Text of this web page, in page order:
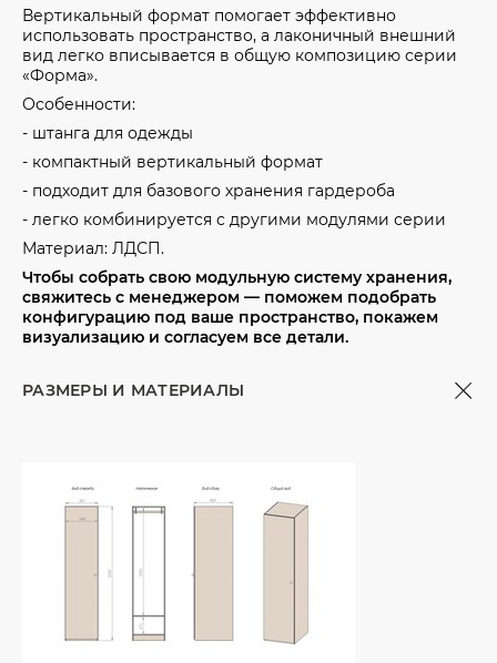
Вертикальный формат помогает эффективно
использовать пространство, а лаконичный внешний
вид легко вписывается в общую композицию серии
«Форма».
Особенности:
- штанга для одежды
- компактный вертикальный формат
- подходит для базового хранения гардероба
- легко комбинируется с другими модулями серии
Материал: ЛДСП.
Чтобы собрать свою модульную систему хранения,
свяжитесь с менеджером — поможем подобрать
конфигурацию под ваше пространство, покажем
визуализацию и согласуем все детали.
РАЗМЕРЫ И МАТЕРИАЛЫ